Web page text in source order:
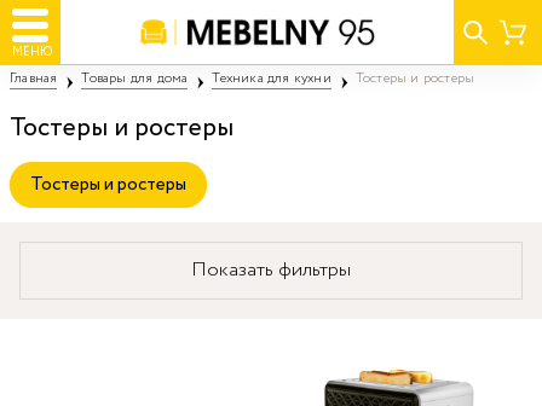
МЕНЮ
Главная Товары для дома Техника для кухни Тостеры и ростеры
Тостеры и ростеры
Тостеры и ростеры
Показать фильтры